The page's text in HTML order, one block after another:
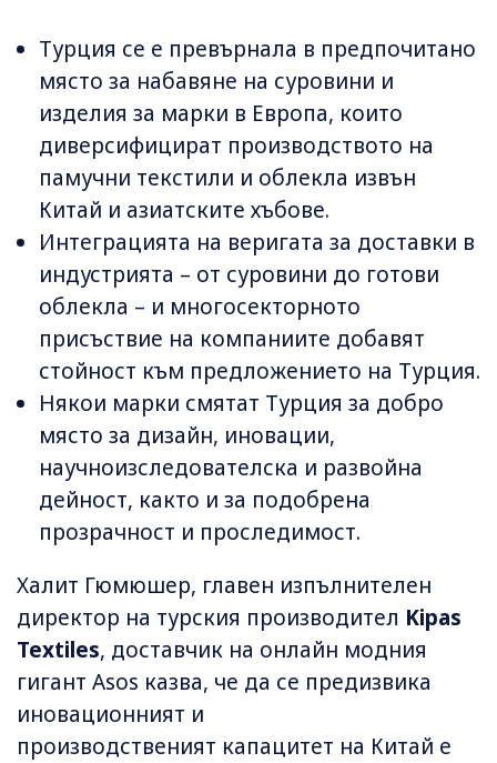
Турция се е превърнала в предпочитано
място за набавяне на суровини и
изделия за марки в Европа, които
диверсифицират производството на
памучни текстили и облекла извън
Китай и азиатските хъбове.
Интеграцията на веригата за доставки в
индустрията – от суровини до готови
облекла – и многосекторното
присъствие на компаниите добавят
стойност към предложението на Турция.
Някои марки смятат Турция за добро
място за дизайн, иновации,
научноизследователска и развойна
дейност, както и за подобрена
прозрачност и проследимост.
Халит Гюмюшер, главен изпълнителен
директор на турския производител Kipas
Textiles, доставчик на онлайн модния
гигант Asos казва, че да се предизвика
иновационният и
производственият капацитет на Китай е